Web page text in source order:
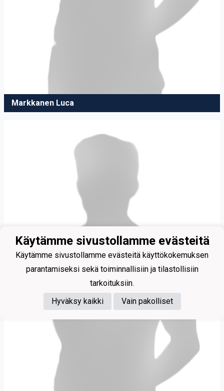
Markkanen Luca
Käytämme sivustollamme evästeitä
Käytämme sivustollamme evästeitä käyttökokemuksen
parantamiseksi sekä toiminnallisiin ja tilastollisiin
tarkoituksiin.
Hyväksy kaikki
Vain pakolliset